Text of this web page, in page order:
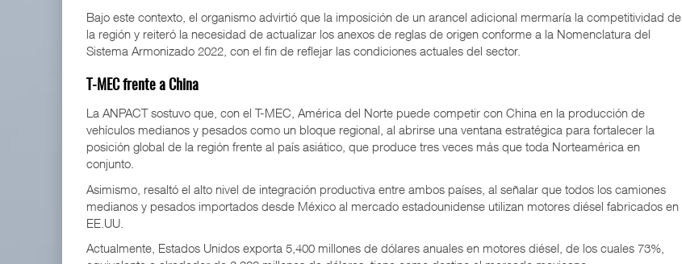
Bajo este contexto, el organismo advirtió que la imposición de un arancel adicional mermaría la competitividad de
la región y reiteró la necesidad de actualizar los anexos de reglas de origen conforme a la Nomenclatura del
Sistema Armonizado 2022, con el fin de reflejar las condiciones actuales del sector.
T-MEC frente a China
La ANPACT sostuvo que, con el T-MEC, América del Norte puede competir con China en la producción de
vehículos medianos y pesados como un bloque regional, al abrirse una ventana estratégica para fortalecer la
posición global de la región frente al país asiático, que produce tres veces más que toda Norteamérica en
conjunto.
Asimismo, resaltó el alto nivel de integración productiva entre ambos países, al señalar que todos los camiones
medianos y pesados importados desde México al mercado estadounidense utilizan motores diésel fabricados en
EE.UU.
Actualmente, Estados Unidos exporta 5,400 millones de dólares anuales en motores diésel, de los cuales 73%,